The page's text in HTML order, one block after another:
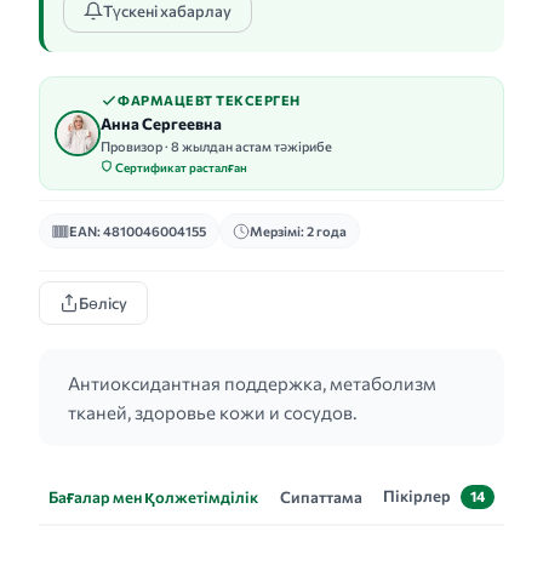
Түскені хабарлау
ФАРМАЦЕВТ ТЕКСЕРГЕН
Анна Сергеевна
Провизор · 8 жылдан астам тәжірибе
Сертификат расталған
EAN: 4810046004155 Мерзімі: 2 года
Бөлісу
Антиоксидантная поддержка, метаболизм
тканей, здоровье кожи и сосудов.
Бағалар мен қолжетімділік Сипаттама Пікірлер 14